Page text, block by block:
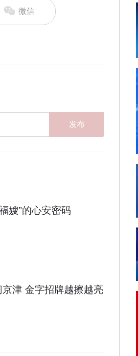
微信
发布
嫂”的心安密码
京津 金字招牌越擦越亮